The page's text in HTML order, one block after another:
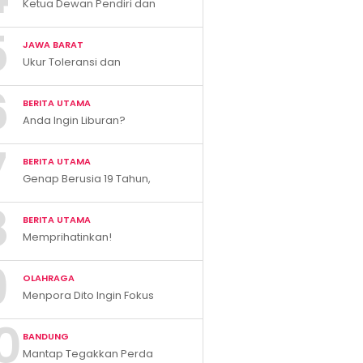
Ketua Dewan Pendiri dan
Ivan Rivky Kabira Berikan
Peryataan Sikap Terkait “XTC
JAWA BARAT
Ukur Toleransi dan
Luncurkan E-Survey Indeks
Harmoni Indonesia 2026
BERITA UTAMA
Anda Ingin Liburan?
Panas Cileungsing
Sumedang!
BERITA UTAMA
Genap Berusia 19 Tahun,
Catat Tren Positif Indikator
Makro Ekonomi
BERITA UTAMA
Memprihatinkan!
Puluhan Ribu Pekerja Korban
OLAHRAGA
Menpora Dito Ingin Fokus
MMA di Indonesia
BANDUNG
Mantap Tegakkan Perda